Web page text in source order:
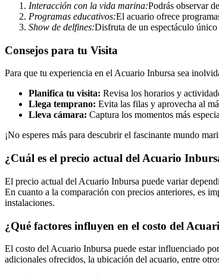
Interacción con la vida marina:Podrás observar
Programas educativos:El acuario ofrece
Show de delfines:Disfruta de un espectáculo
Consejos para tu Visita
Para que tu experiencia en el Acuario Inbursa sea
Planifica tu visita: Revisa los horarios y
Llega temprano: Evita las filas y aprovecha al
Lleva cámara: Captura los momentos más
¡No esperes más para descubrir el fascinante mundo
¿Cuál es el precio actual del Acuario
El precio actual del Acuario Inbursa puede variar
En cuanto a la comparación con precios anteriores, es
instalaciones.
¿Qué factores influyen en el costo del
El costo del Acuario Inbursa puede estar influenciado
adicionales ofrecidos, la ubicación del acuario, entre